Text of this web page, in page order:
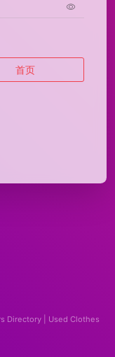
首页
Directory | Used Clothes